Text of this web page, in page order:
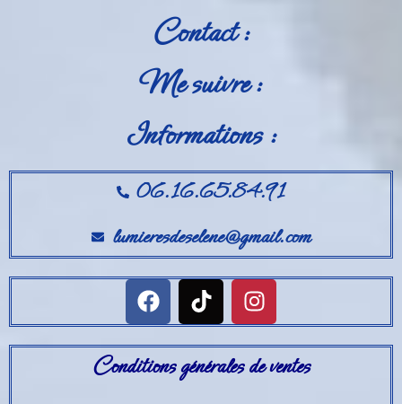
Contact :
Me suivre :
Informations :
06.16.65.84.91
lumieresdeselene@gmail.com
Conditions générales de ventes